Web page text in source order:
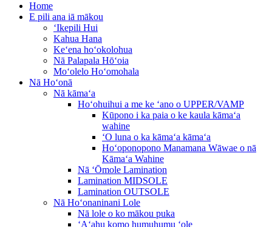
Home
E pili ana iā mākou
ʻIkepili Hui
Kahua Hana
Keʻena hoʻokolohua
Nā Palapala Hōʻoia
Moʻolelo Hoʻomohala
Nā Hoʻonā
Nā kāmaʻa
Hoʻohuihui a me ke ʻano o UPPER/VAMP
Kūpono i ka paia o ke kaula kāmaʻa
wahine
ʻO luna o ka kāmaʻa kāmaʻa
Hoʻoponopono Manamana Wāwae o nā
Kāmaʻa Wahine
Nā ʻŌmole Lamination
Lamination MIDSOLE
Lamination OUTSOLE
Nā Hoʻonaninani Lole
Nā lole o ko mākou puka
ʻAʻahu komo humuhumu ʻole